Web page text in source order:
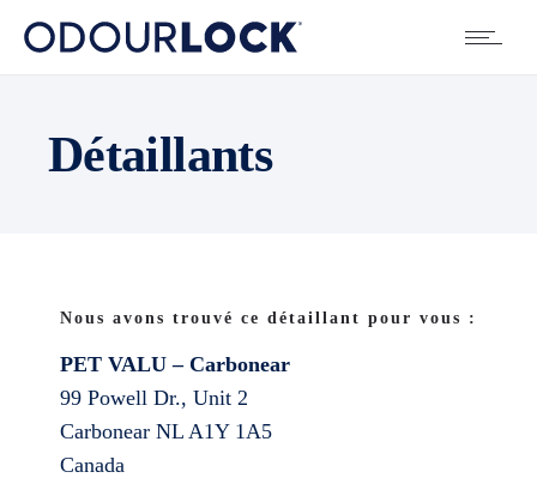
Détaillants
Nous avons trouvé ce détaillant pour vous :
PET VALU – Carbonear
99 Powell Dr., Unit 2
Carbonear NL A1Y 1A5
Canada